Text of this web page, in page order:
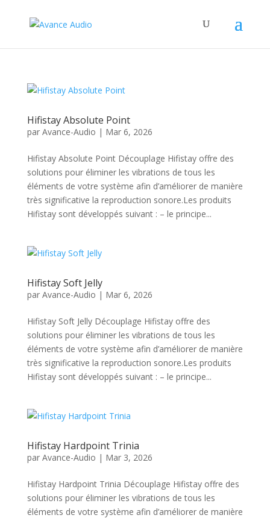
Hifistay Absolute Point
par Avance-Audio | Mar 6, 2026
Hifistay Absolute Point Découplage Hifistay offre des
solutions pour éliminer les vibrations de tous les
éléments de votre système afin d’améliorer de manière
très significative la reproduction sonore.Les produits
Hifistay sont développés suivant : – le principe...
Hifistay Soft Jelly
par Avance-Audio | Mar 6, 2026
Hifistay Soft Jelly Découplage Hifistay offre des
solutions pour éliminer les vibrations de tous les
éléments de votre système afin d’améliorer de manière
très significative la reproduction sonore.Les produits
Hifistay sont développés suivant : – le principe...
Hifistay Hardpoint Trinia
par Avance-Audio | Mar 3, 2026
Hifistay Hardpoint Trinia Découplage Hifistay offre des
solutions pour éliminer les vibrations de tous les
éléments de votre système afin d’améliorer de manière